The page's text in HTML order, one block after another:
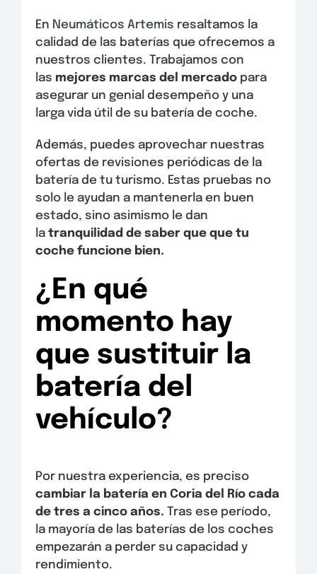
En Neumáticos Artemis resaltamos la
calidad de las baterías que ofrecemos a
nuestros clientes. Trabajamos con
las mejores marcas del mercado para
asegurar un genial desempeño y una
larga vida útil de su batería de coche.
Además, puedes aprovechar nuestras
ofertas de revisiones periódicas de la
batería de tu turismo. Estas pruebas no
solo le ayudan a mantenerla en buen
estado, sino asimismo le dan
la tranquilidad de saber que que tu
coche funcione bien.
¿En qué
momento hay
que sustituir la
batería del
vehículo?
Por nuestra experiencia, es preciso
cambiar la batería en Coria del Río cada
de tres a cinco años.
Tras ese período,
la mayoría de las baterías de los coches
empezarán a perder su capacidad y
rendimiento.